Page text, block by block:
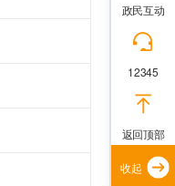
政民互动
12345
返回顶部
收起